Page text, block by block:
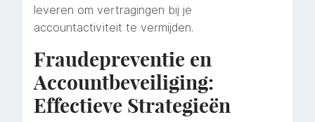
leveren om vertragingen bij je
accountactiviteit te vermijden.
Fraudepreventie en
Accountbeveiliging:
Effectieve Strategieën